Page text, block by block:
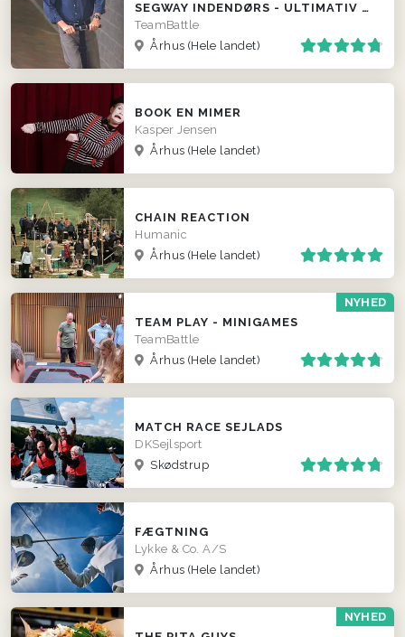
SEGWAY INDENDØRS - ULTIMATIV POLTERABEND EVENT
TeamBattle
Århus (Hele landet)
BOOK EN MIMER
Kasper Jensen
Århus (Hele landet)
CHAIN REACTION
Humanic
Århus (Hele landet)
NYHED
TEAM PLAY - MINIGAMES
TeamBattle
Århus (Hele landet)
MATCH RACE SEJLADS
DKSejlsport
Skødstrup
FÆGTNING
Lykke & Co. A/S
Århus (Hele landet)
NYHED